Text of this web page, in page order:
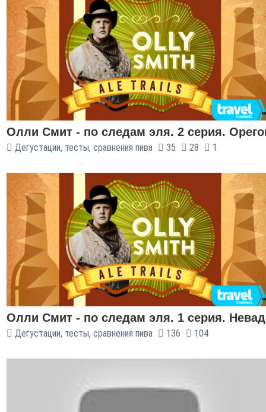
Олли Смит - по следам эля. 2 серия.
Дегустации, тесты, сравнения пива 35 28 1
Олли Смит - по следам эля. 1 серия.
Дегустации, тесты, сравнения пива 136 104